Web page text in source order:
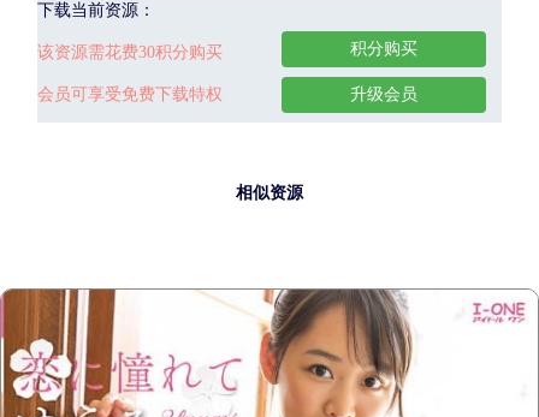
下载当前资源：
该资源需花费30积分购买
会员可享受免费下载特权
积分购买
升级会员
相似资源